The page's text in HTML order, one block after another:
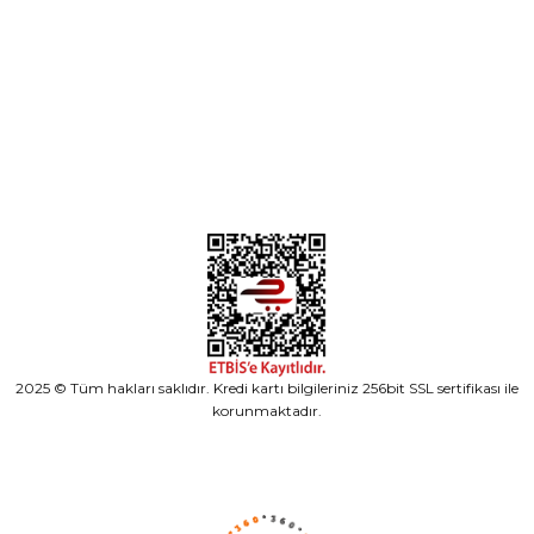
2025 © Tüm hakları saklıdır. Kredi kartı bilgileriniz 256bit SSL sertifikası ile
korunmaktadır.